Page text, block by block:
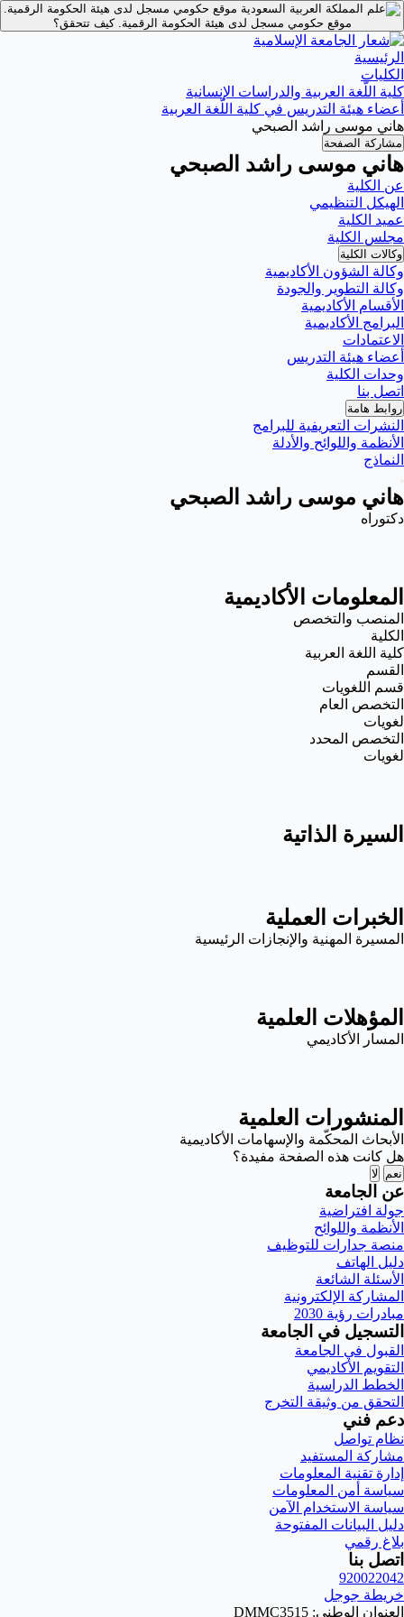
موقع حكومي مسجل لدى هيئة الحكومة الرقمية.
موقع حكومي مسجل لدى هيئة الحكومة الرقمية.كيف تتحقق؟
الرئيسية
الكليات
كلية اللّغة العربية والدراسات الإنسانية
أعضاء هيئة التدريس في كلية اللّغة العربية
هاني موسى راشد الصبحي
مشاركة الصفحة
هاني موسى راشد الصبحي
عن الكلية
الهيكل التنظيمي
عميد الكلية
مجلس الكلية
وكالات الكلية
وكالة الشؤون الأكاديمية
وكالة التطوير والجودة
الأقسام الأكاديمية
البرامج الأكاديمية
الاعتمادات
أعضاء هيئة التدريس
وحدات الكلية
اتصل بنا
روابط هامة
النشرات التعريفية للبرامج
الأنظمة واللوائح والأدلة
النماذج
هاني موسى راشد الصبحي
دكتوراه
المعلومات الأكاديمية
المنصب والتخصص
الكلية
كلية اللغة العربية
القسم
قسم اللغويات
التخصص العام
لغويات
التخصص المحدد
لغويات
السيرة الذاتية
الخبرات العملية
المسيرة المهنية والإنجازات الرئيسية
المؤهلات العلمية
المسار الأكاديمي
المنشورات العلمية
الأبحاث المحكّمة والإسهامات الأكاديمية
هل كانت هذه الصفحة مفيدة؟
نعم لا
عن الجامعة
جولة افتراضية
الأنظمة واللوائح
منصة جدارات للتوظيف
دليل الهاتف
الأسئلة الشائعة
المشاركة الإلكترونية
مبادرات رؤية 2030
التسجيل في الجامعة
القبول في الجامعة
التقويم الأكاديمي
الخطط الدراسية
التحقق من وثيقة التخرج
دعم فني
نظام تواصل
مشاركة المستفيد
إدارة تقنية المعلومات
سياسة أمن المعلومات
سياسة الاستخدام الآمن
دليل البيانات المفتوحة
بلاغ رقمي
اتصل بنا
920022042
خريطة جوجل
العنوان الوطني: DMMC3515